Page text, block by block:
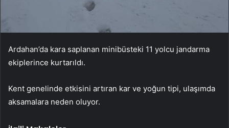
Ardahan’da kara saplanan minibüsteki 11 yolcu jandarma
ekiplerince kurtarıldı.
Kent genelinde etkisini artıran kar ve yoğun tipi, ulaşımda
aksamalara neden oluyor.